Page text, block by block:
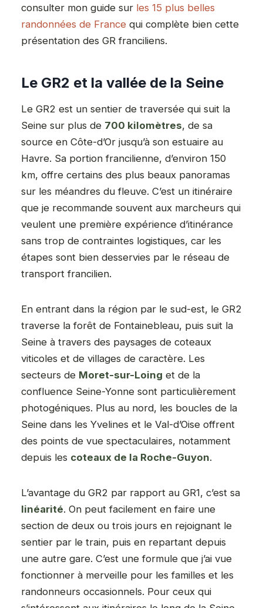
consulter mon guide sur les 15 plus belles
randonnées de France qui complète bien cette
présentation des GR franciliens.
Le GR2 et la vallée de la Seine
Le GR2 est un sentier de traversée qui suit la
Seine sur plus de 700 kilomètres, de sa
source en Côte-d’Or jusqu’à son estuaire au
Havre. Sa portion francilienne, d’environ 150
km, offre certains des plus beaux panoramas
sur les méandres du fleuve. C’est un itinéraire
que je recommande souvent aux marcheurs qui
veulent une première expérience d’itinérance
sans trop de contraintes logistiques, car les
étapes sont bien desservies par le réseau de
transport francilien.
En entrant dans la région par le sud-est, le GR2
traverse la forêt de Fontainebleau, puis suit la
Seine à travers des paysages de coteaux
viticoles et de villages de caractère. Les
secteurs de Moret-sur-Loing et de la
confluence Seine-Yonne sont particulièrement
photogéniques. Plus au nord, les boucles de la
Seine dans les Yvelines et le Val-d’Oise offrent
des points de vue spectaculaires, notamment
depuis les coteaux de la Roche-Guyon.
L’avantage du GR2 par rapport au GR1, c’est sa
linéarité. On peut facilement en faire une
section de deux ou trois jours en rejoignant le
sentier par le train, puis en repartant depuis
une autre gare. C’est une formule que j’ai vue
fonctionner à merveille pour les familles et les
randonneurs occasionnels. Pour ceux qui